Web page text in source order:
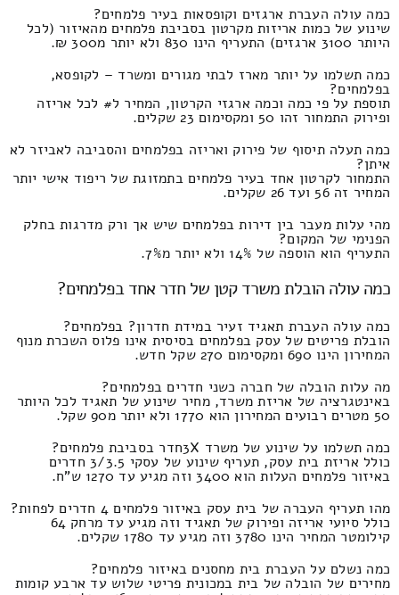
כמה עולה העברת ארגזים וקופסאות בעיר פלמחים?
שינוע של כמות אריזות מקרטון בסביבת פלמחים מהאיזור (לכל
היותר 3100 ארגזים) התעריף הינו 830 ולא יותר מ300 ₪.
כמה תשלמו על יותר מארז לבתי מגורים ומשרד – לקופסא,
בפלמחים?
תוספת על פי כמה וכמה ארגזי הקרטון, המחיר ל# לכל אריזה
ופירוק התמחור זהו 50 ומקסימום 23 שקלים.
כמה תעלה תיסוף של פירוק ואריזה בפלמחים והסביבה לאביזר לא
איתן?
התמחור לקרטון אחד בעיר פלמחים בתמזוגת של ריפוד אישי יותר
המחיר זה 56 ועד 26 שקלים.
מהי עלות מעבר בין דירות בפלמחים שיש אך ורק מדרגות בחלק
הפנימי של המקום?
התעריף הוא הוספה של 14% ולא יותר מ7%.
כמה עולה הובלת משרד קטן של חדר אחד בפלמחים?
כמה עולה העברת תאגיד זעיר במידת חדרון? בפלמחים?
הובלת פריטים של עסק בפלמחים בסיסית אינו פלוס השכרת מנוף
המחירון הינו 690 ומקסימום 270 שקל חדש.
מה עלות הובלה של חברה כשני חדרים בפלמחים?
באינטגרציה של אריזת משרד, מחיר שינוע של תאגיד לכל היותר
50 מטרים רבועים המחירון הוא 1770 ולא יותר מ90 שקל.
כמה תשלמו על שינוע של משרד 3Xחדר בסביבת פלמחים?
כולל אריזת בית עסק, תעריף שינוע של עסקי 3/3.5 חדרים
באיזור פלמחים העלות הוא 3400 וזה מגיע עד 1270 ש"ח.
מהו תעריף העברה של בית עסק באיזור פלמחים 4 חדרים לפחות?
כולל סיועי אריזה ופירוק של תאגיד וזה מגיע עד מרחק 64
קילומטר המחיר הינו 3780 וזה מגיע עד 1780 שקלים.
כמה נשלם על העברת בית מחסנים באיזור פלמחים?
מחירים של הובלה של בית במכונית פריטי שלוש עד ארבע קומות